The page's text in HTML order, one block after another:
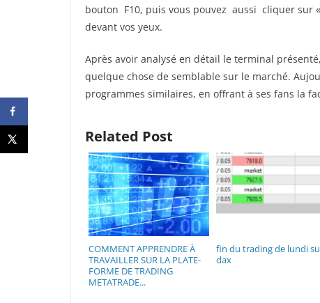
bouton F10, puis vous pouvez aussi cliquer
devant vos yeux.
Après avoir analysé en détail le terminal
quelque chose de semblable sur le marché.
programmes similaires, en offrant à ses fans la
Related Post
COMMENT APPRENDRE À
TRAVAILLER SUR LA PLATE-
FORME DE TRADING
METATRADE...
fin du trading de lundi
dax